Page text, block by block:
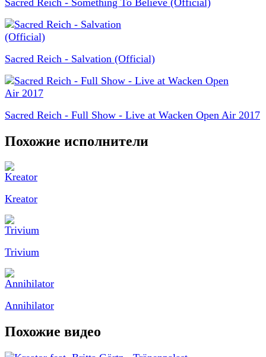
Sacred Reich - Something To Believe (Official)
Sacred Reich - Salvation (Official)
Sacred Reich - Full Show - Live at Wacken Open Air 2017
Похожие исполнители
Kreator
Trivium
Annihilator
Похожие видео